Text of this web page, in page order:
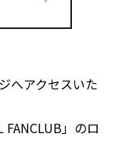
へアクセスいた
」のロ